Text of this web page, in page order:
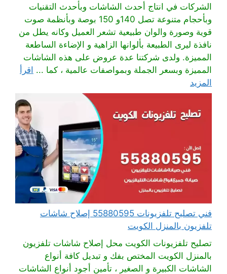
الشركات في انتاج أحدث الشاشات وبأحدث التقنيات
وبأحجام متنوعة تصل 140و 150 بوصة وبأنظمة صوت
قوية وصورة والوان طبيعية تشعر العميل وكانه يطل من
نافذة ليرى الطبيعة بألوانها الزاهية و الإضاءة الساطعة
المميزة. ولدى شركتنا عدة عروض على هذه الشاشات
المميزة وبسعر الجملة وبمواصفات عالمية ، كما ... اقرأ
المزيد
فني تصليح تلفزيونات 55880595 إصلاح شاشات
تلفزيون بالمنزل الكويت
تصليح تلفزيونات الكويت محل إصلاح شاشات تلفزيون
بالمنزل الكويت المختص بفك و تبديل كافة أنواع
الشاشات الكبيرة و الصغير ، تأمين أجود أنواع الشاشات